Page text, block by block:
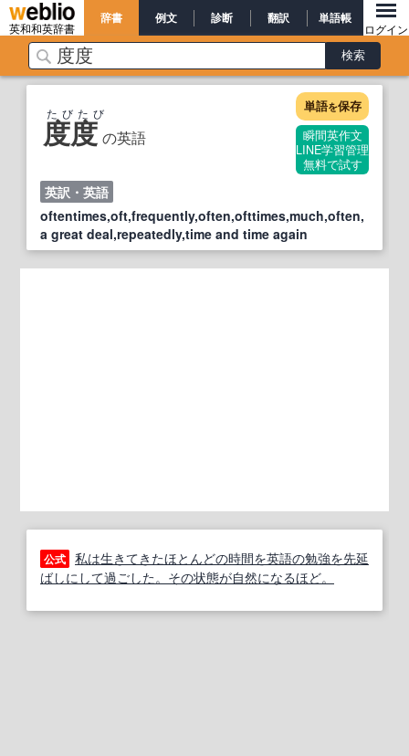
英和和英辞書
辞書 例文 診断 翻訳 単語帳
ログイン
度度 の英語
たびたび 単語を保存
瞬間英作文
LINE学習管理
無料で試す
英訳・英語
oftentimes,oft,frequently,often,ofttimes,much,often,
a great deal,repeatedly,time and time again
公式 私は生きてきたほとんどの時間を英語の勉強を先延
ばしにして過ごした。その状態が自然になるほど。